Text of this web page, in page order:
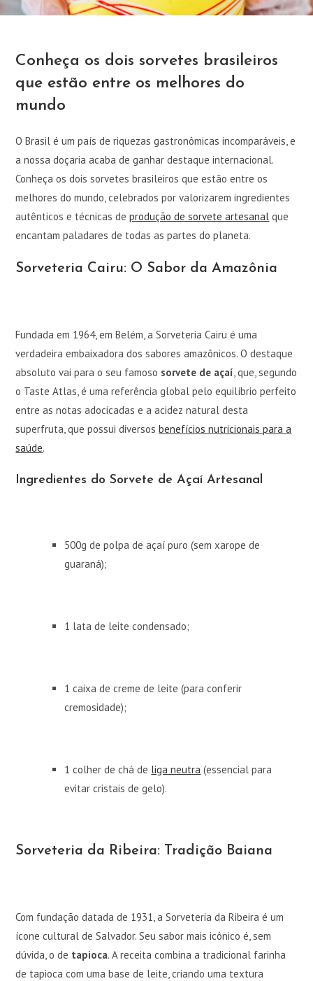
Conheça os dois sorvetes brasileiros
que estão entre os melhores do
mundo
O Brasil é um país de riquezas gastronômicas incomparáveis, e
a nossa doçaria acaba de ganhar destaque internacional.
Conheça os dois sorvetes brasileiros que estão entre os
melhores do mundo, celebrados por valorizarem ingredientes
autênticos e técnicas deprodução de sorvete artesanal que
encantam paladares de todas as partes do planeta.
Sorveteria Cairu: O Sabor da Amazônia
Fundada em 1964, em Belém, a Sorveteria Cairu é uma
verdadeira embaixadora dos sabores amazônicos. O destaque
absoluto vai para o seu famoso sorvete de açaí, que, segundo
o Taste Atlas, é uma referência global pelo equilíbrio perfeito
entre as notas adocicadas e a acidez natural desta
superfruta, que possui diversosbenefícios nutricionais para a
saúde.
Ingredientes do Sorvete de Açaí Artesanal
500g de polpa de açaí puro (sem xarope de
guaraná);
1 lata de leite condensado;
1 caixa de creme de leite (para conferir
cremosidade);
1 colher de chá de liga neutra (essencial para
evitar cristais de gelo).
Sorveteria da Ribeira: Tradição Baiana
Com fundação datada de 1931, a Sorveteria da Ribeira é um
ícone cultural de Salvador. Seu sabor mais icônico é, sem
dúvida, o de tapioca. A receita combina a tradicional farinha
de tapioca com uma base de leite, criando uma textura